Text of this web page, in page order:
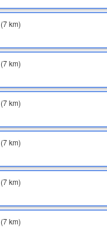
(7 km)
(7 km)
(7 km)
(7 km)
(7 km)
(7 km)